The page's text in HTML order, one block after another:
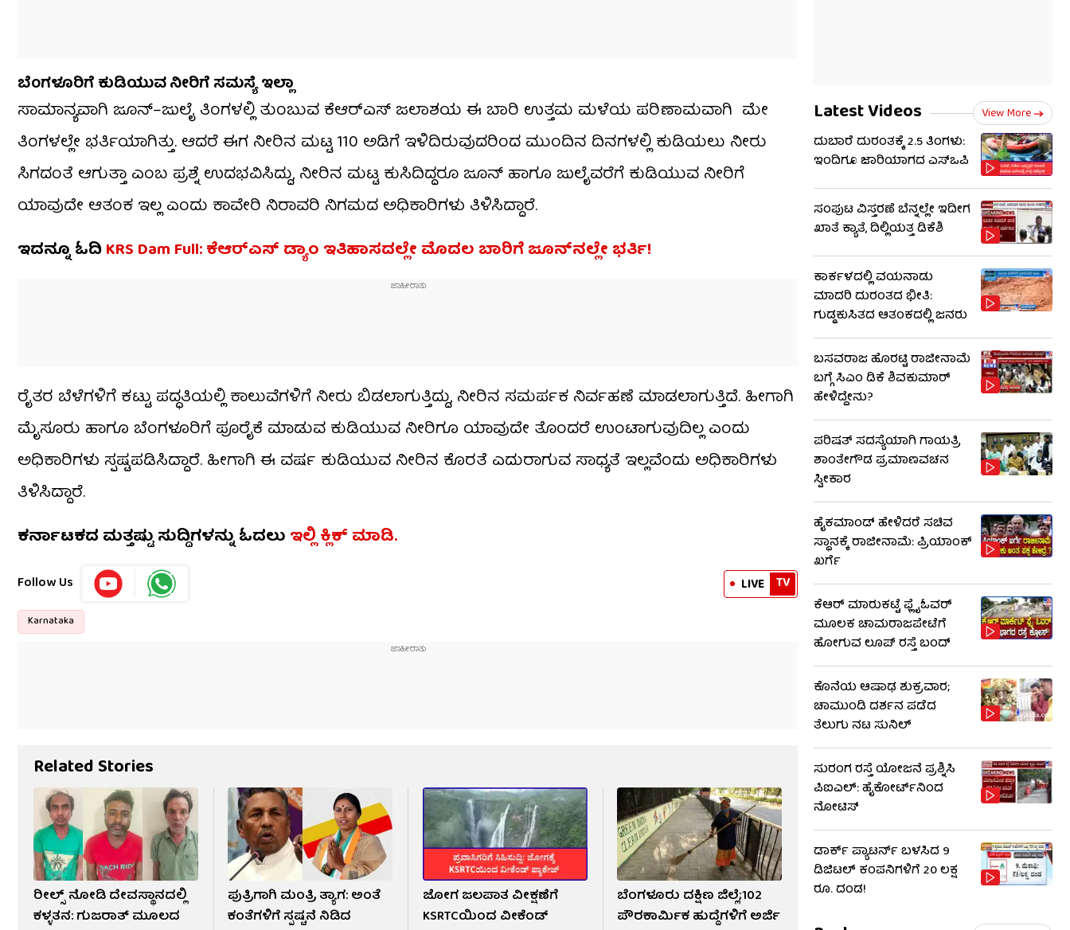
ಬೆಂಗಳೂರಿಗೆ ಕುಡಿಯುವ ನೀರಿಗೆ ಸಮಸ್ಯೆ ಇಲ್ಲಾ
ಸಾಮಾನ್ಯವಾಗಿ ಜೂನ್–ಜುಲೈ ತಿಂಗಳಲ್ಲಿ ತುಂಬುವ ಕೆಆರ್‌ಎಸ್ ಜಲಾಶಯ ಈ ಬಾರಿ ಉತ್ತಮ ಮಳೆಯ ಪರಿಣಾಮವಾಗಿ ಮೇ
ತಿಂಗಳಲ್ಲೇ ಭರ್ತಿಯಾಗಿತ್ತು. ಆದರೆ ಈಗ ನೀರಿನ ಮಟ್ಟ 110 ಅಡಿಗೆ ಇಳಿದಿರುವುದರಿಂದ ಮುಂದಿನ ದಿನಗಳಲ್ಲಿ ಕುಡಿಯಲು ನೀರು
ಸಿಗದಂತೆ ಆಗುತ್ತಾ ಎಂಬ ಪ್ರಶ್ನೆ ಉದಭವಿಸಿದ್ದು, ನೀರಿನ ಮಟ್ಟ ಕುಸಿದಿದ್ದರೂ ಜೂನ್ ಹಾಗೂ ಜುಲೈವರೆಗೆ ಕುಡಿಯುವ ನೀರಿಗೆ
ಯಾವುದೇ ಆತಂಕ ಇಲ್ಲ ಎಂದು ಕಾವೇರಿ ನಿರಾವರಿ ನಿಗಮದ ಅಧಿಕಾರಿಗಳು ತಿಳಿಸಿದ್ದಾರೆ.
ಇದನ್ನೂ ಓದಿKRS Dam Full: ಕೆಆರ್​ಎಸ್ ಡ್ಯಾಂ ಇತಿಹಾಸದಲ್ಲೇ ಮೊದಲ ಬಾರಿಗೆ ಜೂನ್​ನಲ್ಲೇ ಭರ್ತಿ!
ರೈತರ ಬೆಳೆಗಳಿಗೆ ಕಟ್ಟು ಪದ್ಧತಿಯಲ್ಲಿ ಕಾಲುವೆಗಳಿಗೆ ನೀರು ಬಿಡಲಾಗುತ್ತಿದ್ದು, ನೀರಿನ ಸಮರ್ಪಕ ನಿರ್ವಹಣೆ ಮಾಡಲಾಗುತ್ತಿದೆ. ಹೀಗಾಗಿ
ಮೈಸೂರು ಹಾಗೂ ಬೆಂಗಳೂರಿಗೆ ಪೂರೈಕೆ ಮಾಡುವ ಕುಡಿಯುವ ನೀರಿಗೂ ಯಾವುದೇ ತೊಂದರೆ ಉಂಟಾಗುವುದಿಲ್ಲ ಎಂದು
ಅಧಿಕಾರಿಗಳು ಸ್ಪಷ್ಟಪಡಿಸಿದ್ದಾರೆ. ಹೀಗಾಗಿ ಈ ವರ್ಷ ಕುಡಿಯುವ ನೀರಿನ ಕೊರತೆ ಎದುರಾಗುವ ಸಾಧ್ಯತೆ ಇಲ್ಲವೆಂದು ಅಧಿಕಾರಿಗಳು
ತಿಳಿಸಿದ್ದಾರೆ.
ಕರ್ನಾಟಕದ ಮತ್ತಷ್ಟು ಸುದ್ದಿಗಳನ್ನು ಓದಲು ಇಲ್ಲಿ ಕ್ಲಿಕ್ ಮಾಡಿ.
Follow Us LIVE TV
Karnataka
Related Stories
ರೀಲ್ಸ್ ನೋಡಿ ದೇವಸ್ಥಾನದಲ್ಲಿ
ಕಳ್ಳತನ: ಗುಜರಾತ್ ಮೂಲದ
ಪುತ್ರಿಗಾಗಿ ಮಂತ್ರಿ ತ್ಯಾಗ: ಅಂತೆ
ಕಂತೆಗಳಿಗೆ ಸ್ಪಷ್ಟನೆ ನಿಡಿದ
ಜೋಗ ಜಲಪಾತ ವೀಕ್ಷಣೆಗೆ
KSRTCಯಿಂದ ವೀಕೆಂಡ್
ಬೆಂಗಳೂರು ದಕ್ಷಿಣ ಜಿಲ್ಲೆ;102
ಪೌರಕಾರ್ಮಿಕ ಹುದ್ದೆಗಳಿಗೆ ಅರ್ಜಿ
Latest Videos View More
ದುಬಾರೆ ದುರಂತಕ್ಕೆ 2.5 ತಿಂಗಳು:
ಇಂದಿಗೂ ಜಾರಿಯಾಗದ ಎಸ್‌ಒಪಿ
ಸಂಪುಟ ವಿಸ್ತರಣೆ ಬೆನ್ನಲ್ಲೇ ಇದೀಗ
ಖಾತೆ ಕ್ಯಾತೆ, ದಿಲ್ಲಿಯತ್ತ ಡಿಕೆಶಿ
ಕಾರ್ಕಳದಲ್ಲಿ ವಯನಾಡು
ಮಾದರಿ ದುರಂತದ ಭೀತಿ:
ಗುಡ್ಡಕುಸಿತದ ಆತಂಕದಲ್ಲಿ ಜನರು
ಬಸವರಾಜ ಹೊರಟ್ಟಿ ರಾಜೀನಾಮೆ
ಬಗ್ಗೆ ಸಿಎಂ ಡಿಕೆ ಶಿವಕುಮಾರ್
ಹೇಳಿದ್ದೇನು?
ಪರಿಷತ್ ಸದಸ್ಯೆಯಾಗಿ ಗಾಯತ್ರಿ
ಶಾಂತೇಗೌಡ ಪ್ರಮಾಣವಚನ
ಸ್ವೀಕಾರ
ಹೈಕಮಾಂಡ್​​ ಹೇಳಿದರೆ ಸಚಿವ
ಸ್ಥಾನಕ್ಕೆ ರಾಜೀನಾಮೆ: ಪ್ರಿಯಾಂಕ್​​
ಖರ್ಗೆ
ಕೆಆರ್ ಮಾರುಕಟ್ಟೆ ಫ್ಲೈಓವರ್
ಮೂಲಕ ಚಾಮರಾಜಪೇಟೆಗೆ
ಹೋಗುವ ಲೂಪ್ ರಸ್ತೆ ಬಂದ್
ಕೊನೆಯ ಆಷಾಢ ಶುಕ್ರವಾರ;
ಚಾಮುಂಡಿ ದರ್ಶನ ಪಡೆದ
ತೆಲುಗು ನಟ ಸುನಿಲ್
ಸುರಂಗ ರಸ್ತೆ ಯೋಜನೆ ಪ್ರಶ್ನಿಸಿ
ಪಿಐಎಲ್: ಹೈಕೋರ್ಟ್​​ನಿಂದ
ನೋಟಿಸ್​​
ಡಾರ್ಕ್ ಪ್ಯಾಟರ್ನ್ ಬಳಸಿದ 9
ಡಿಜಿಟಲ್ ಕಂಪನಿಗಳಿಗೆ 20 ಲಕ್ಷ
ರೂ. ದಂಡ!